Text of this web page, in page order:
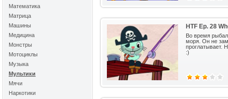
HTF Ep. 28
Во время
моря. Он не
проглатывает.
:)
Математика
Матрица
Машины
Медицина
Монстры
Мотоциклы
Музыка
Мультики
Мячи
Наркотики